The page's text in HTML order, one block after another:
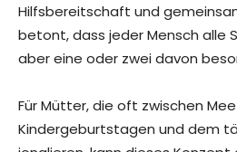
Hilfsbereitschaft und
betont, dass jeder Mensch alle
aber eine oder zwei davon
Für Mütter, die oft zwischen
Kindergeburtstagen und dem